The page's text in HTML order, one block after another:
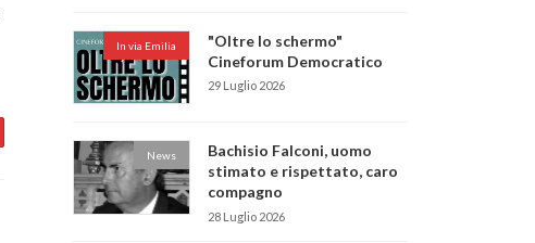
In via Emilia
"Oltre lo schermo"
Cineforum Democratico
29 Luglio 2026
News
Bachisio Falconi, uomo
stimato e rispettato, caro
compagno
28 Luglio 2026